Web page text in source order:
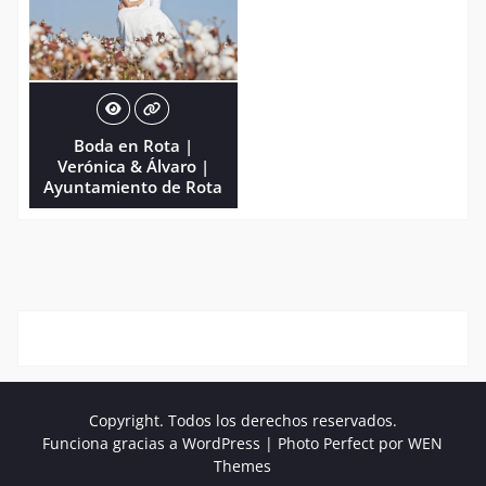
Boda en Rota |
Verónica & Álvaro |
Ayuntamiento de Rota
Copyright. Todos los derechos reservados.
Funciona gracias a WordPress | Photo Perfect porWEN
Themes